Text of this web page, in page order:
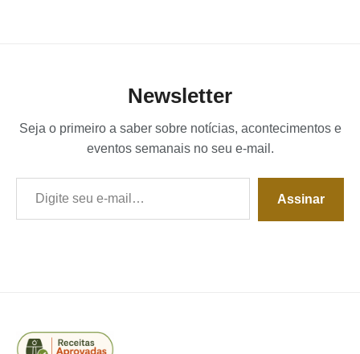
Newsletter
Seja o primeiro a saber sobre notícias, acontecimentos e
eventos semanais no seu e-mail.
Digite seu e-mail…
Assinar